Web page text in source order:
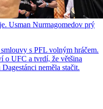
Usman Nurmagomedov prý
s PFL volným hráčem.
o UFC a tvrdí, že většina
neměla stačit.